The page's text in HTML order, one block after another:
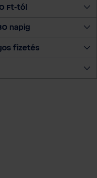
m
n
y
Ft-tól
napig
fizetés